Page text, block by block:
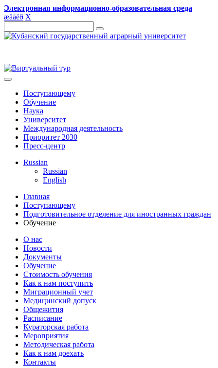
Электронная информационно-образовательная среда
æäåëð X
Поступающему
Обучение
Наука
Университет
Международная деятельность
Приоритет 2030
Пресс-центр
Russian
Russian
English
Главная
Поступающему
Подготовительное отделение для иностранных граждан
Обучение
О нас
Новости
Документы
Обучение
Стоимость обучения
Как к нам поступить
Миграционный учет
Медицинский допуск
Общежития
Расписание
Кураторская работа
Мероприятия
Методическая работа
Как к нам доехать
Контакты